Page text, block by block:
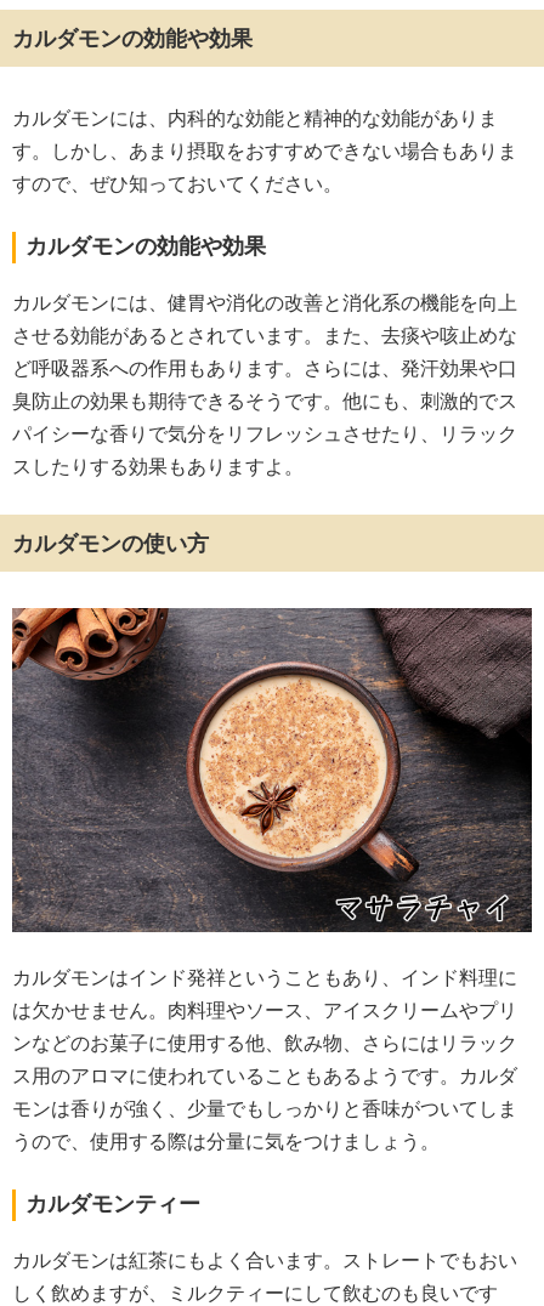
カルダモンの効能や効果
カルダモンには、内科的な効能と精神的な効能がありま
す。しかし、あまり摂取をおすすめできない場合もありま
すので、ぜひ知っておいてください。
カルダモンの効能や効果
カルダモンには、健胃や消化の改善と消化系の機能を向上
させる効能があるとされています。また、去痰や咳止めな
ど呼吸器系への作用もあります。さらには、発汗効果や口
臭防止の効果も期待できるそうです。他にも、刺激的でス
パイシーな香りで気分をリフレッシュさせたり、リラック
スしたりする効果もありますよ。
カルダモンの使い方
カルダモンはインド発祥ということもあり、インド料理に
は欠かせません。肉料理やソース、アイスクリームやプリ
ンなどのお菓子に使用する他、飲み物、さらにはリラック
ス用のアロマに使われていることもあるようです。カルダ
モンは香りが強く、少量でもしっかりと香味がついてしま
うので、使用する際は分量に気をつけましょう。
カルダモンティー
カルダモンは紅茶にもよく合います。ストレートでもおい
しく飲めますが、ミルクティーにして飲むのも良いです